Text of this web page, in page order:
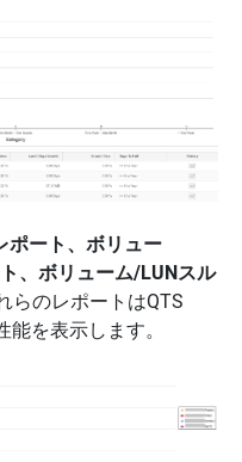
ポート、ボリュー
、ボリューム/LUNスル
らのレポートはQTS
を表示します。